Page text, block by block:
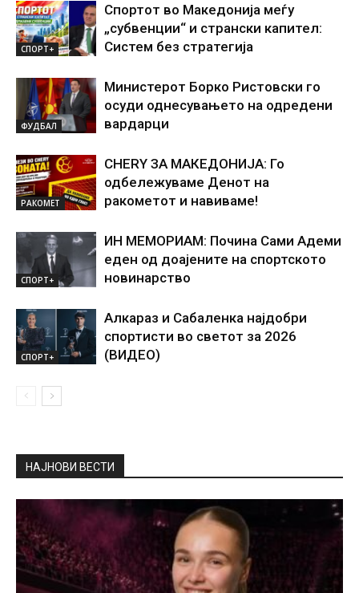
СПОРТ+
Спортот во Македонија меѓу
„субвенции“ и странски капител:
Систем без стратегија
ФУДБАЛ
Министерот Борко Ристовски го
осуди однесувањето на одредени
вардарци
РАКОМЕТ
CHERY ЗА МАКЕДОНИЈА: Го
одбележуваме Денот на
ракометот и навиваме!
СПОРТ+
ИН МЕМОРИАМ: Почина Сами Адеми
еден од доајените на спортското
новинарство
СПОРТ+
Алкараз и Сабаленка најдобри
спортисти во светот за 2026
(ВИДЕО)
НАЈНОВИ ВЕСТИ